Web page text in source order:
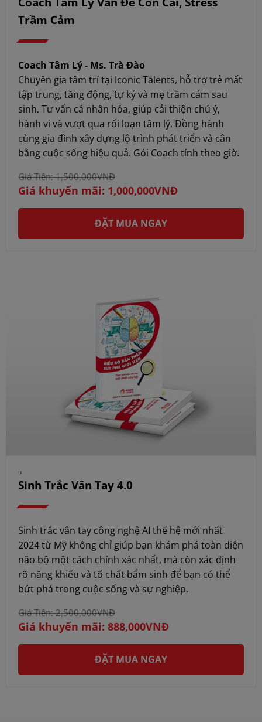
Trầm Cảm
Coach Tâm Lý - Ms. Trà Đào
Chuyên gia tâm trí tại Iconic Talents, hỗ trợ trẻ mất
tập trung, tăng động, tự kỷ và mẹ trầm cảm sau
sinh. Tư vấn cá nhân hóa, giúp cải thiện chú ý,
hành vi và vượt qua rối loạn tâm lý. Đồng hành
cùng gia đình xây dựng lộ trình phát triển và cân
bằng cuộc sống hiệu quả. Gói Coach tính theo giờ.
Giá Tiền: 1,500,000VNĐ
Giá khuyến mãi: 1,000,000VNĐ
ĐẶT MUA NGAY
u
Sinh Trắc Vân Tay 4.0
Sinh trắc vân tay công nghệ AI thế hệ mới nhất
2024 từ Mỹ không chỉ giúp bạn khám phá toàn diện
não bộ một cách chính xác nhất, mà còn xác định
rõ năng khiếu và tố chất bẩm sinh để bạn có thể
bứt phá trong cuộc sống và sự nghiệp.
Giá Tiền: 2,500,000VNĐ
Giá khuyến mãi: 888,000VNĐ
ĐẶT MUA NGAY